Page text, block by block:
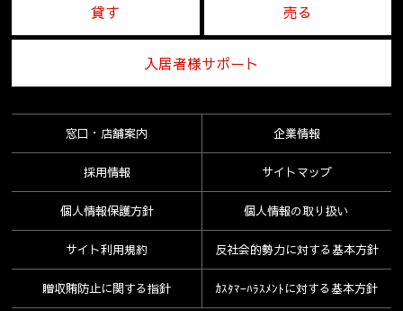
貸す 売る
入居者様サポート
窓口・店舗案内 企業情報
採用情報 サイトマップ
個人情報保護方針 個人情報の取り扱い
サイト利用規約 反社会的勢力に対する基本方針
贈収賄防止に関する指針 ｶｽﾀﾏｰﾊﾗｽﾒﾝﾄに対する基本方針